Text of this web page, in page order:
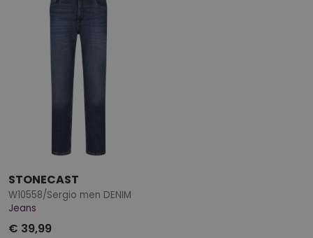
STONECAST
W10558/Sergio men DENIM
Jeans
€ 39,99